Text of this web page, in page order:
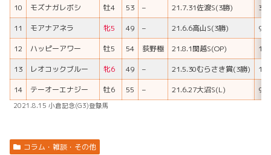
10
モズナガレボシ 牡4 53 – 21.7.31佐渡S(3勝)
3
11
モアナアネラ 牝5 49 – 21.6.6高山S(3勝)
9
12
ハッピーアワー 牡5 54 荻野極 21.8.1関越S(OP)
11
13
レオコックブルー 牝6 49 – 21.5.30むらさき賞(3勝)
18
14
テーオーエナジー 牡6 55 – 21.6.27大沼S(L) 9
2021.8.15 小倉記念(G3)登録馬
コラム・雑談・その他